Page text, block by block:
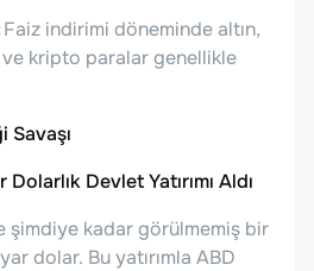
Faiz indirimi döneminde altın,
kripto paralar genellikle
Savaşı
Devlet Yatırımı Aldı
şimdiye kadar görülmemiş bir
dolar. Bu yatırımla ABD